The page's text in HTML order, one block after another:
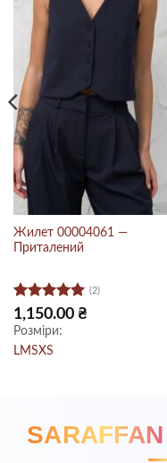
Жилет 00004061 —
Приталений
Оцінено в
5з 5
(2)
1,150.00 ₴
Розміри:
LMSXS